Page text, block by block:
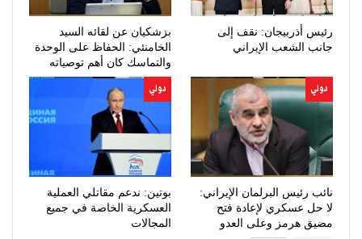
رئيس أذربيجان: نقف إلى
جانب الشعب الإيراني
بزشكيان عن لقائه السيد
الخامنئي: الحفاظ على الوحدة
والتماسك كان أهم توصياته
دولي
نائب رئيس البرلمان الإيراني:
لا حل عسكري لإعادة فتح
مضيق هرمز وعلى العدو
دولي
بوتين: ندعم مقاتلي العملية
العسكرية الخاصة في جميع
المجالات